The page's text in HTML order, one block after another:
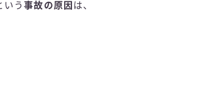
いう事故の原因 は、